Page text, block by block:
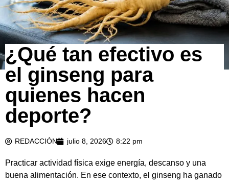
¿Qué tan efectivo es
el ginseng para
quienes hacen
deporte?
REDACCIÓN julio 8, 2026 8:22 pm
Practicar actividad física exige energía, descanso y una
buena alimentación. En ese contexto, el ginseng ha ganado